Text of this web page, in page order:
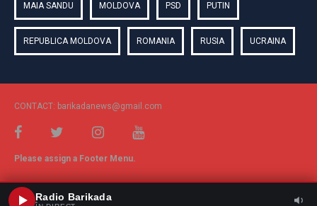
MAIA SANDU MOLDOVA PSD PUTIN
REPUBLICA MOLDOVA ROMANIA RUSIA UCRAINA
CONTACT: barikadanews@gmail.com
Please assign a Footer Menu.
Radio Barikada